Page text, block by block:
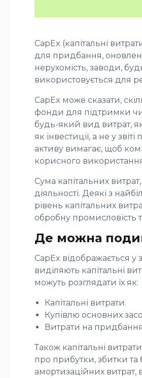
CapEx (капітальні
для придбання,
нерухомість, заводи,
використовується для
CapEx може сказати,
фонди для підтримки
будь-який вид витрат,
як інвестиції, а не у
активу вимагає, щоб
корисного
Сума капітальних
діяльності. Деякі з
рівень капітальних
обробну промисловість
Де можна
CapEx відображається у
виділяють капітальні
можуть розглядати їх як:
Капітальні витрати.
Купівлю основних
Витрати на
Також капітальні
про прибутки, збитки та
амортизаційних витрат,